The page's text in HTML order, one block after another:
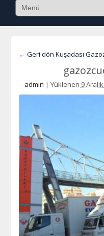
← Geri dön Kuşadası
- admin | Yüklenen 9